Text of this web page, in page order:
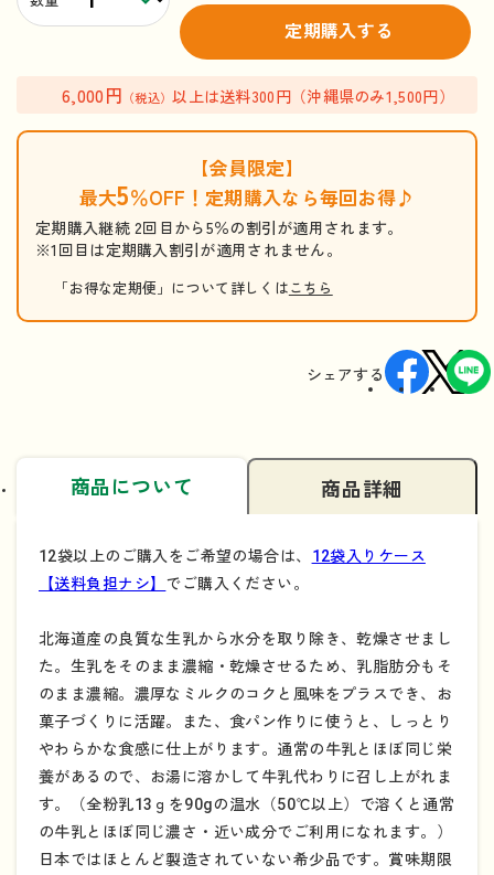
定期購入する
6,000円 （税込）以上は送料300円（沖縄県のみ1,500円）
【会員限定】
最大5％OFF！定期購入なら毎回お得♪
定期購入継続 2回目から5％の割引が適用されます。
※1回目は定期購入割引が適用されません。
「お得な定期便」について詳しくはこちら
シェアする
商品について 商品詳細
12袋以上のご購入をご希望の場合は、 12袋入りケース
【送料負担ナシ】 でご購入ください。
北海道産の良質な生乳から水分を取り除き、乾燥させまし
た。生乳をそのまま濃縮・乾燥させるため、乳脂肪分もそ
のまま濃縮。濃厚なミルクのコクと風味をプラスでき、お
菓子づくりに活躍。また、食パン作りに使うと、しっとり
やわらかな食感に仕上がります。通常の牛乳とほぼ同じ栄
養があるので、お湯に溶かして牛乳代わりに召し上がれま
す。（全粉乳13ｇを90gの温水（50℃以上）で溶くと通常
の牛乳とほぼ同じ濃さ・近い成分でご利用になれます。）
日本ではほとんど製造されていない希少品です。賞味期限